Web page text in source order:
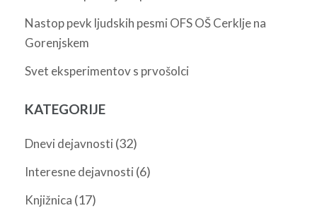
Nastop pevk ljudskih pesmi OFS OŠ Cerklje na
Gorenjskem
Svet eksperimentov s prvošolci
KATEGORIJE
Dnevi dejavnosti (32)
Interesne dejavnosti (6)
Knjižnica (17)